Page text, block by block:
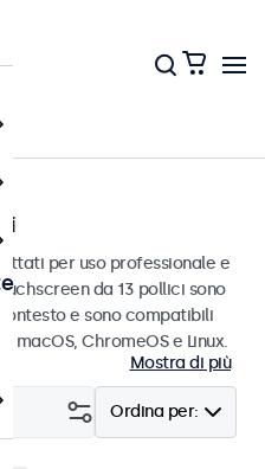
per uso professionale e
da 13 pollici sono
e sono compatibili
macOS, ChromeOS e Linux.
Mostra di più
Ordina per: